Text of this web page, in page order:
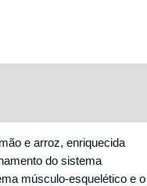
e arroz, enriquecida
do sistema
músculo-esquelético e o